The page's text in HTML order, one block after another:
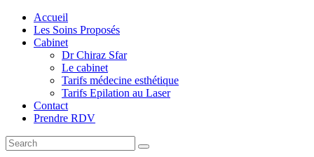
Accueil
Les Soins Proposés
Cabinet
Dr Chiraz Sfar
Le cabinet
Tarifs médecine esthétique
Tarifs Epilation au Laser
Contact
Prendre RDV